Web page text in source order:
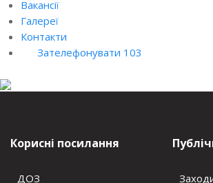
Вакансії
Галереї
Контакти
Зателефонувати 103
Корисні посилання
ДОЗ